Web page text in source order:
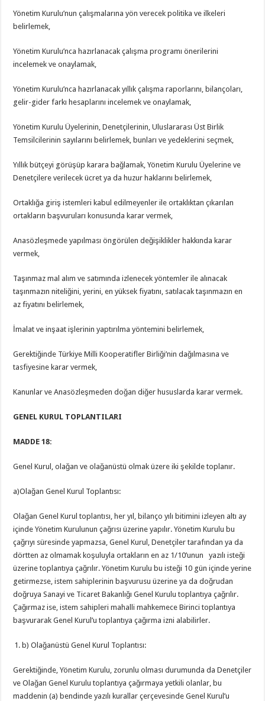
Yönetim Kurulu’nun çalışmalarına yön verecek politika ve ilkeleri
belirlemek,
Yönetim Kurulu’nca hazırlanacak çalışma programı önerilerini
incelemek ve onaylamak,
Yönetim Kurulu’nca hazırlanacak yıllık çalışma raporlarını, bilançoları,
gelir-gider farkı hesaplarını incelemek ve onaylamak,
Yönetim Kurulu Üyelerinin, Denetçilerinin, Uluslararası Üst Birlik
Temsilcilerinin sayılarını belirlemek, bunları ve yedeklerini seçmek,
Yıllık bütçeyi görüşüp karara bağlamak, Yönetim Kurulu Üyelerine ve
Denetçilere verilecek ücret ya da huzur haklarını belirlemek,
Ortaklığa giriş istemleri kabul edilmeyenler ile ortaklıktan çıkarılan
ortakların başvuruları konusunda karar vermek,
Anasözleşmede yapılması öngörülen değişiklikler hakkında karar
vermek,
Taşınmaz mal alım ve satımında izlenecek yöntemler ile alınacak
taşınmazın niteliğini, yerini, en yüksek fiyatını, satılacak taşınmazın en
az fiyatını belirlemek,
İmalat ve inşaat işlerinin yaptırılma yöntemini belirlemek,
Gerektiğinde Türkiye Milli Kooperatifler Birliği’nin dağılmasına ve
tasfiyesine karar vermek,
Kanunlar ve Anasözleşmeden doğan diğer hususlarda karar vermek.
GENEL KURUL TOPLANTILARI
MADDE 18:
Genel Kurul, olağan ve olağanüstü olmak üzere iki şekilde toplanır.
a)Olağan Genel Kurul Toplantısı:
Olağan Genel Kurul toplantısı, her yıl, bilanço yılı bitimini izleyen altı ay
içinde Yönetim Kurulunun çağrısı üzerine yapılır. Yönetim Kurulu bu
çağrıyı süresinde yapmazsa, Genel Kurul, Denetçiler tarafından ya da
dörtten az olmamak koşuluyla ortakların en az 1/10’unun yazılı isteği
üzerine toplantıya çağrılır. Yönetim Kurulu bu isteği 10 gün içinde yerine
getirmezse, istem sahiplerinin başvurusu üzerine ya da doğrudan
doğruya Sanayi ve Ticaret Bakanlığı Genel Kurulu toplantıya çağrılır.
Çağırmaz ise, istem sahipleri mahalli mahkemece Birinci toplantıya
başvurarak Genel Kurul’u toplantıya çağırma izni alabilirler.
b) Olağanüstü Genel Kurul Toplantısı:
Gerektiğinde, Yönetim Kurulu, zorunlu olması durumunda da Denetçiler
ve Olağan Genel Kurulu toplantıya çağırmaya yetkili olanlar, bu
maddenin (a) bendinde yazılı kurallar çerçevesinde Genel Kurul’u